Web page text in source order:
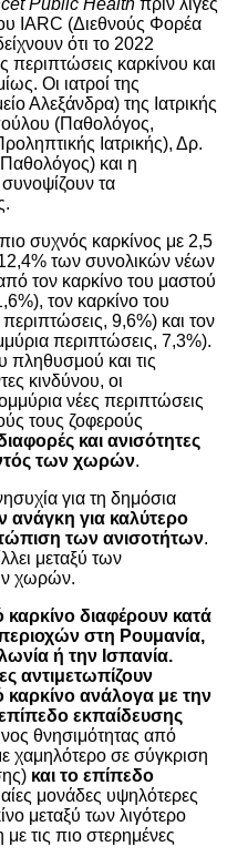
Public Health πριν λίγες
IARC (Διεθνούς Φορέα
ότι το 2022
περιπτώσεις καρκίνου και
Οι ιατροί της
Αλεξάνδρα) της Ιατρικής
(Παθολόγος,
Ιατρικής), Δρ.
και η
τα
συχνός καρκίνος με 2,5
των συνολικών νέων
τον καρκίνο του μαστού
τον καρκίνο του
9,6%) και τον
περιπτώσεις, 7,3%).
πληθυσμού και τις
κινδύνου, οι
νέες περιπτώσεις
τους ζοφερούς
και ανισότητες
των χωρών.
για τη δημόσια
ανάγκη για καλύτερο
των ανισοτήτων.
μεταξύ των
χωρών.
διαφέρουν κατά
στη Ρουμανία,
ή την Ισπανία.
αντιμετωπίζουν
καρκίνο ανάλογα με την
εκπαίδευσης
θνησιμότητας από
χαμηλότερο σε σύγκριση
και το επίπεδο
μονάδες υψηλότερες
μεταξύ των λιγότερο
τις πιο στερημένες